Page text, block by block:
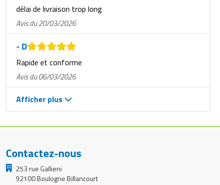
délai de livraison trop long
Avis du 20/03/2026
- D
Rapide et conforme
Avis du 06/03/2026
Afficher plus
Contactez-nous
253 rue Gallieni
92100 Boulogne Billancourt